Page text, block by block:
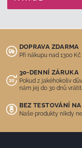
DOPRAVA ZDARMA
Při nákupu nad 1300
30-DENNÍ ZÁRUKA
Pokud z jakéhokoliv
nám jej do 30 dnů vrátit.
BEZ TESTOVÁNÍ
Naše produkty nikdy